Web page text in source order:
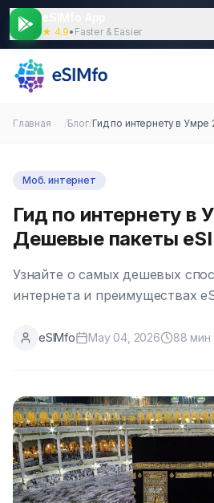
★ 4.9• Faster & Easier
Главная /Блог/
Моб. интернет
Гид по интернету в
Дешевые пакеты
Узнайте о самых дешевых
интернета и преимуществах
eSIMfo May 04, 2026 88 мин